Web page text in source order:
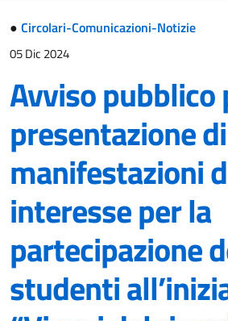
● Circolari-Comunicazioni-Notizie
05 Dic 2024
Avviso pubblico
presentazione di
manifestazioni
interesse per la
partecipazione
studenti